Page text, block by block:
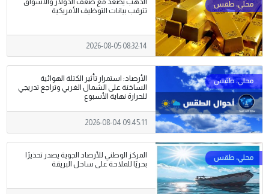
الذهب يصعد مع ضعف الدولار والأسواق
تترقب بيانات التوظيف الأمريكية
2026-08-05 08:32:14
الأرصاد: استمرار تأثير الكتلة الهوائية
الساخنة على الشمال الغربي وتراجع تدريجي
للحرارة نهاية الأسبوع
2026-08-04 09:45:11
المركز الوطني للأرصاد الجوية يصدر تحذيرًا
بحريًا للملاحة على ساحل البريقة